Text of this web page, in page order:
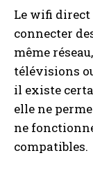
Le wifi direct
connecter
même
télévisions
il existe
elle ne
ne
compatibles.